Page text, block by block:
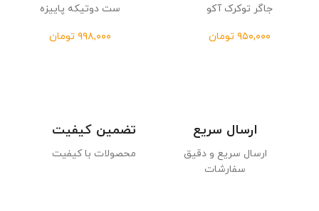
جاگر توکرک آکو
تومان
ست دوتیکه پاییزه
تومان
ارسال سریع
ارسال سریع و دقیق
سفارشات
تضمین کیفیت
محصولات با کیفیت